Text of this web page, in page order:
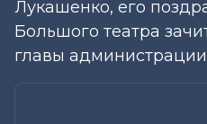
Лукашенко, его
Большого театра
главы